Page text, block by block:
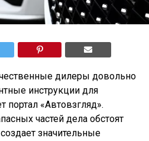
дилеры довольно
инструкции для
портал «Автовзгляд».
частей дела обстоят
значительные